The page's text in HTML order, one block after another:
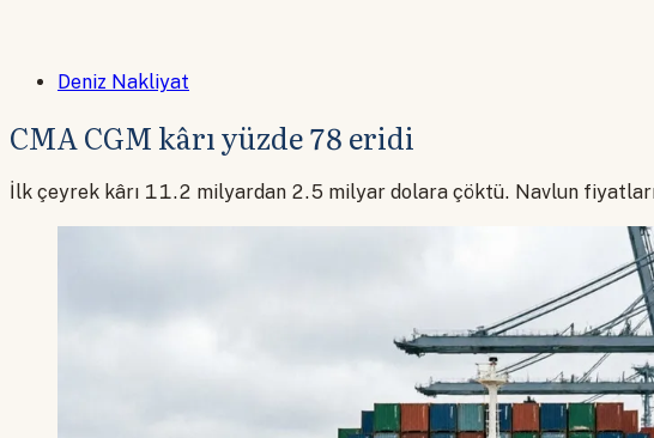
Deniz Nakliyat
CMA CGM kârı yüzde 78 eridi
İlk çeyrek kârı 11.2 milyardan 2.5 milyar dolara çöktü. Navlun